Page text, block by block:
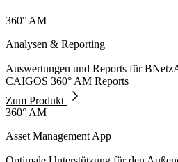
360° AM
Analysen & Reporting
Auswertungen und Reports für
CAIGOS 360° AM Reports
Zum Produkt
360° AM
Asset Management App